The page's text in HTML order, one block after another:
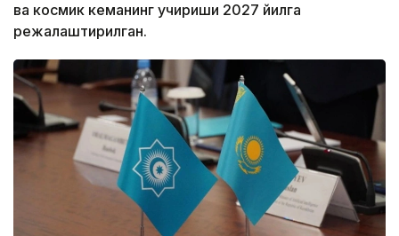
ва космик кеманинг учириши 2027 йилга
режалаштирилган.